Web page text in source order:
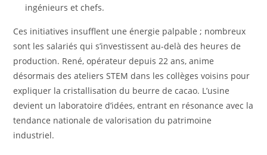
ingénieurs et chefs.
Ces initiatives insufflent une énergie palpable ; nombreux
sont les salariés qui s’investissent au-delà des heures de
production. René, opérateur depuis 22 ans, anime
désormais des ateliers STEM dans les collèges voisins pour
expliquer la cristallisation du beurre de cacao. L’usine
devient un laboratoire d’idées, entrant en résonance avec la
tendance nationale de valorisation du patrimoine
industriel.